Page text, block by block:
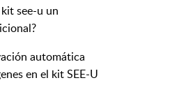
see-u un
automática
en el kit SEE-U